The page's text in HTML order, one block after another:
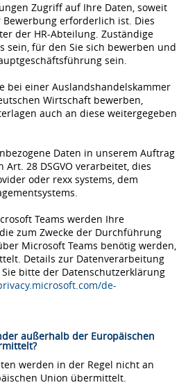
Zugriff auf Ihre Daten, soweit
erforderlich ist. Dies
der HR-Abteilung. Zuständige
sein, für den Sie sich bewerben und
sein.
bei einer Auslandshandelskammer
Wirtschaft bewerben,
auch an diese weitergegeben
Daten in unserem Auftrag
28 DSGVO verarbeitet, dies
oder rexx systems, dem
Teams werden Ihre
zum Zwecke der Durchführung
Microsoft Teams benötig werden,
Details zur Datenverarbeitung
bitte der Datenschutzerklärung
de-
außerhalb der Europäischen
werden in der Regel nicht an
Union übermittelt.